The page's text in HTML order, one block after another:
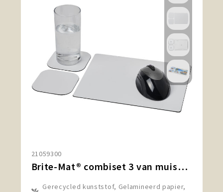
21059300
Brite-Mat® combiset 3 van muismat en onderzetter
Gerecycled kunststof, Gelamineerd papier,